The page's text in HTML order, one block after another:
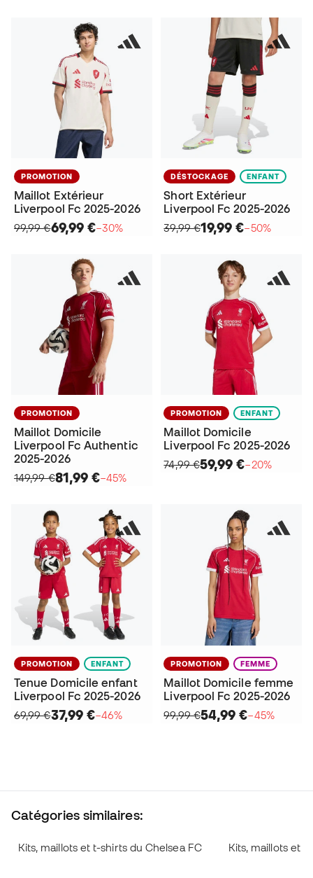
PROMOTION
Maillot Extérieur
Liverpool Fc 2025-2026
99,99 €69,99 €−30%
DÉSTOCKAGE ENFANT
Short Extérieur
Liverpool Fc 2025-2026
39,99 €19,99 €−50%
PROMOTION
Maillot Domicile
Liverpool Fc Authentic
2025-2026
149,99 €81,99 €−45%
PROMOTION ENFANT
Maillot Domicile
Liverpool Fc 2025-2026
74,99 €59,99 €−20%
PROMOTION ENFANT
Tenue Domicile enfant
Liverpool Fc 2025-2026
69,99 €37,99 €−46%
PROMOTION FEMME
Maillot Domicile femme
Liverpool Fc 2025-2026
99,99 €54,99 €−45%
Catégories similaires:
Kits, maillots et t-shirts du Chelsea FC Kits, maillots et